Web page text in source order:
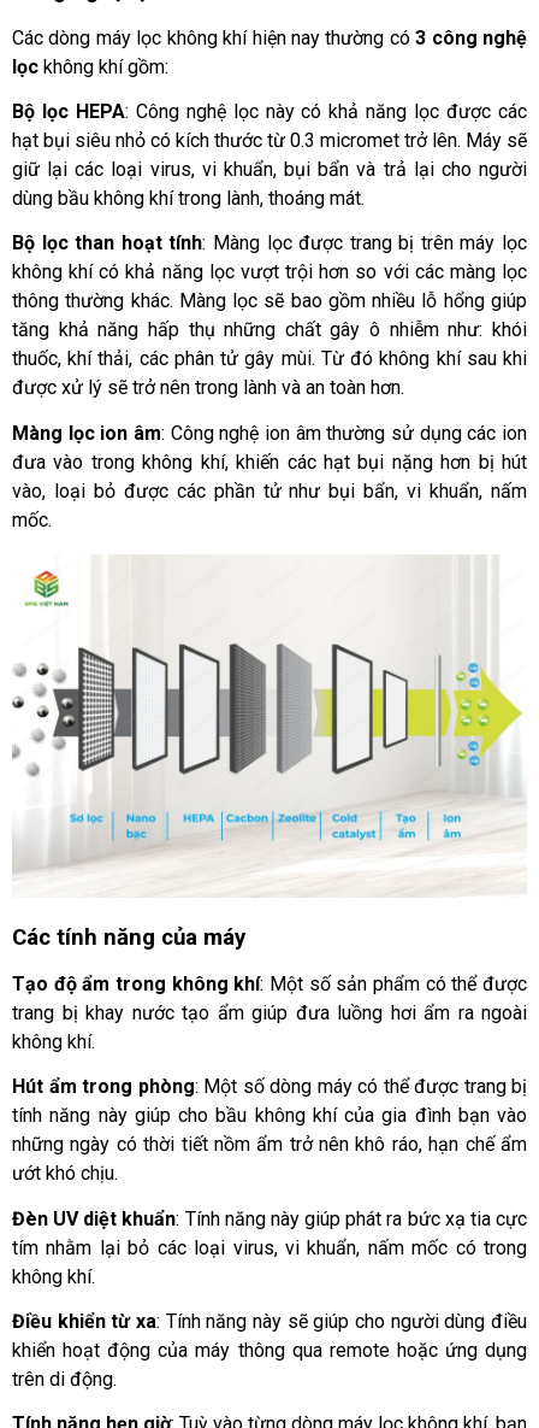
Các dòng máy lọc không khí hiện nay thường có 3 công nghệ
lọc không khí gồm:
Bộ lọc HEPA: Công nghệ lọc này có khả năng lọc được các
hạt bụi siêu nhỏ có kích thước từ 0.3 micromet trở lên. Máy sẽ
giữ lại các loại virus, vi khuẩn, bụi bẩn và trả lại cho người
dùng bầu không khí trong lành, thoáng mát.
Bộ lọc than hoạt tính: Màng lọc được trang bị trên máy lọc
không khí có khả năng lọc vượt trội hơn so với các màng lọc
thông thường khác. Màng lọc sẽ bao gồm nhiều lỗ hổng giúp
tăng khả năng hấp thụ những chất gây ô nhiễm như: khói
thuốc, khí thải, các phân tử gây mùi. Từ đó không khí sau khi
được xử lý sẽ trở nên trong lành và an toàn hơn.
Màng lọc ion âm: Công nghệ ion âm thường sử dụng các ion
đưa vào trong không khí, khiến các hạt bụi nặng hơn bị hút
vào, loại bỏ được các phần tử như bụi bẩn, vi khuẩn, nấm
mốc.
Các tính năng của máy
Tạo độ ẩm trong không khí: Một số sản phẩm có thể được
trang bị khay nước tạo ẩm giúp đưa luồng hơi ẩm ra ngoài
không khí.
Hút ẩm trong phòng: Một số dòng máy có thể được trang bị
tính năng này giúp cho bầu không khí của gia đình bạn vào
những ngày có thời tiết nồm ẩm trở nên khô ráo, hạn chế ẩm
ướt khó chịu.
Đèn UV diệt khuẩn: Tính năng này giúp phát ra bức xạ tia cực
tím nhằm lại bỏ các loại virus, vi khuẩn, nấm mốc có trong
không khí.
Điều khiển từ xa: Tính năng này sẽ giúp cho người dùng điều
khiển hoạt động của máy thông qua remote hoặc ứng dụng
trên di động.